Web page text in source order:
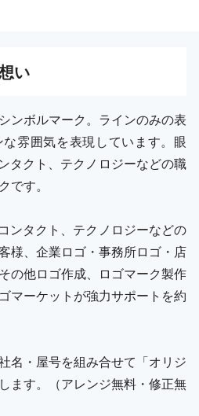
い
ンボルマーク。ラインのみの表
雰囲気を表現しています。眼
タクト、テクノロジーなどの職
です。
ンタクト、テクノロジーなどの
様、企業ロゴ・事務所ロゴ・店
の他ロゴ作成、ロゴマーク製作
マーケットが強力サポートを約
名・屋号を組み合せて「オリジ
ます。（アレンジ無料・修正無